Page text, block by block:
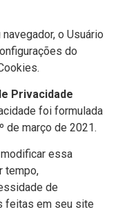
o Usuário
do
Privacidade
foi formulada
de março de 2021.
essa
tempo,
de
feitas em seu site